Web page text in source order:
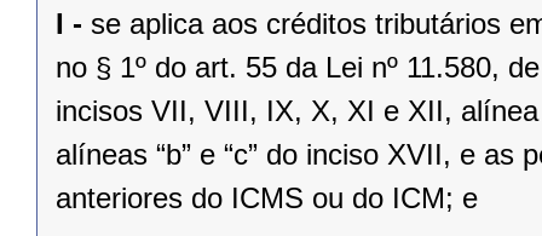
I - se aplica aos créditos tributários
no § 1º do art. 55 da Lei nº 11.580,
incisos VII, VIII, IX, X, XI e XII, alínea
alíneas “b” e “c” do inciso XVII, e as
anteriores do ICMS ou do ICM; e